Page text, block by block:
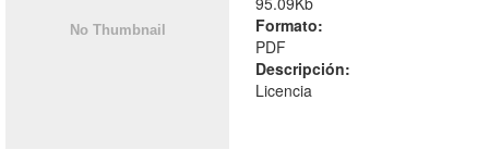
Formato:
PDF
Descripción:
Licencia